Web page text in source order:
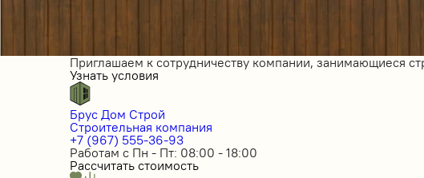
Приглашаем к сотрудничеству компании, занимающиеся
Узнать условия
Брус Дом Строй
Строительная компания
+7 (967) 555-36-93
Работам с Пн - Пт: 08:00 - 18:00
Рассчитать стоимость